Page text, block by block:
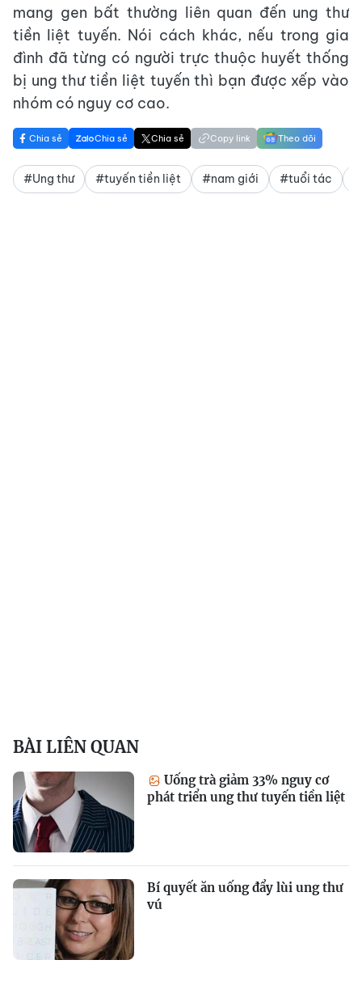
mang gen bất thường liên quan đến ung thư
tiền liệt tuyến. Nói cách khác, nếu trong gia
đình đã từng có người trực thuộc huyết thống
bị ung thư tiền liệt tuyến thì bạn được xếp vào
nhóm có nguy cơ cao.
Chia sẻ Chia sẻ Chia sẻ Copy link Theo dõi
#Ung thư #tuyến tiền liệt #nam giới #tuổi tác
BÀI LIÊN QUAN
Uống trà giảm 33% nguy cơ
phát triển ung thư tuyến tiền liệt
Bí quyết ăn uống đẩy lùi ung thư
vú